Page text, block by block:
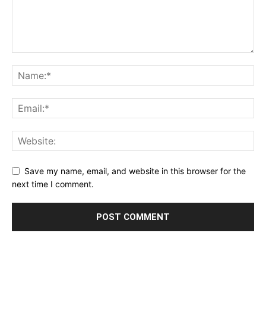
Save my name, email, and website in this browser for the
next time I comment.